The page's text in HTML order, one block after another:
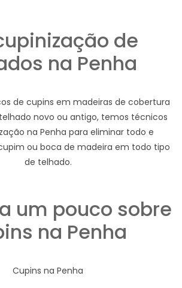
de
na Penha
de cupins em madeiras de cobertura
novo ou antigo, temos técnicos
na Penha para eliminar todo e
ou boca de madeira em todo tipo
de telhado.
um pouco sobre
na Penha
Cupins na Penha